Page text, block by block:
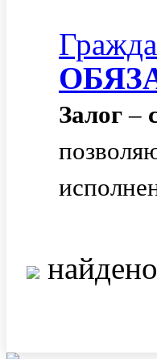
Залог –